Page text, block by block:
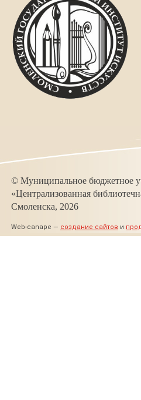
© Муниципальное бюджетное
«Централизованная
Смоленска, 2026
Web-canape — создание сайтов и